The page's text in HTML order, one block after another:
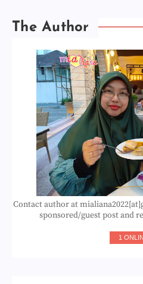
The Author
Contact author at
sponsored/guest post and
1